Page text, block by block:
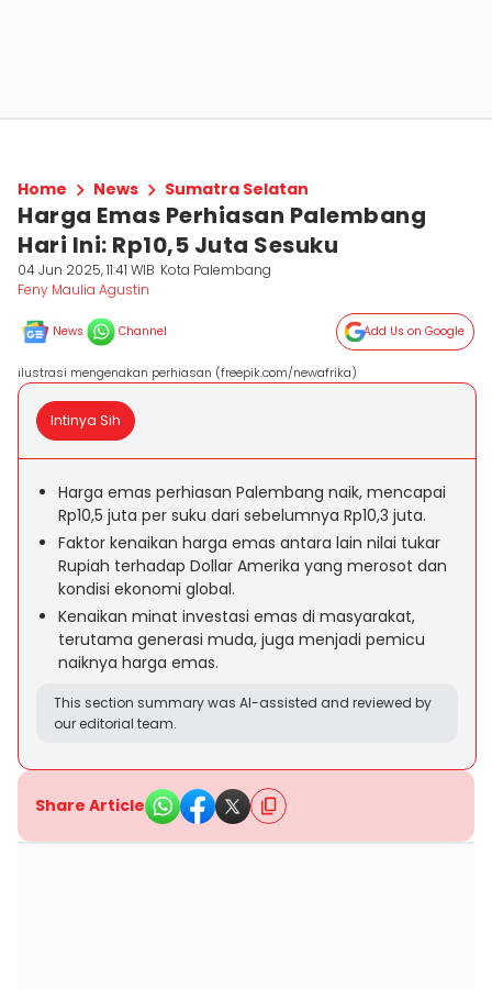
Home News Sumatra Selatan
Harga Emas Perhiasan Palembang
Hari Ini: Rp10,5 Juta Sesuku
04 Jun 2025, 11:41 WIB Kota Palembang
Feny Maulia Agustin
News Channel Add Us on Google
ilustrasi mengenakan perhiasan (freepik.com/newafrika)
Intinya Sih
Harga emas perhiasan Palembang naik, mencapai
Rp10,5 juta per suku dari sebelumnya Rp10,3 juta.
Faktor kenaikan harga emas antara lain nilai tukar
Rupiah terhadap Dollar Amerika yang merosot dan
kondisi ekonomi global.
Kenaikan minat investasi emas di masyarakat,
terutama generasi muda, juga menjadi pemicu
naiknya harga emas.
This section summary was AI-assisted and reviewed by
our editorial team.
Share Article